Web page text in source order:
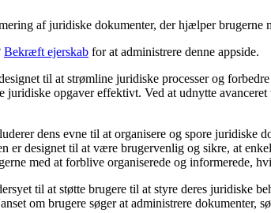
af juridiske dokumenter, der hjælper brugerne
Bekræft ejerskab for at administrere denne appside.
til at strømline juridiske processer og
opgaver effektivt. Ved at udnytte
dens evne til at organisere og spore juridiske
er designet til at være brugervenlig og sikre, at
med at forblive organiserede og informerede,
til at støtte brugere til at styre deres juridiske
om brugere søger at administrere